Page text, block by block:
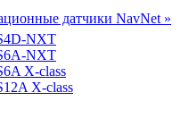
датчики NavNet »
NXT
NXT
X-class
X-class